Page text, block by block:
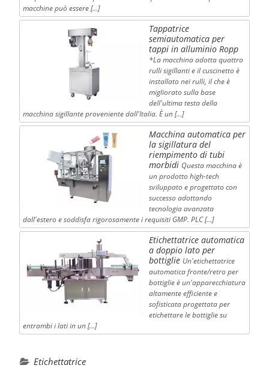
macchine può essere […]
Tappatrice
semiautomatica per
tappi in alluminio Ropp
*La macchina adotta quattro
rulli sigillanti e il cuscinetto è
installato nei rulli, il che è
migliorato sulla base
dell'ultima testa della
macchina sigillante proveniente dall'Italia. È un […]
Macchina automatica per
la sigillatura del
riempimento di tubi
morbidi Questa macchina è
un prodotto high-tech
sviluppato e progettato con
successo adottando
tecnologia avanzata
dall'estero e soddisfa rigorosamente i requisiti GMP. PLC […]
Etichettatrice automatica
a doppio lato per
bottiglie Un'etichettatrice
automatica fronte/retro per
bottiglie è un'apparecchiatura
altamente efficiente e
sofisticata progettata per
etichettare le bottiglie su
entrambi i lati in un […]
Etichettatrice